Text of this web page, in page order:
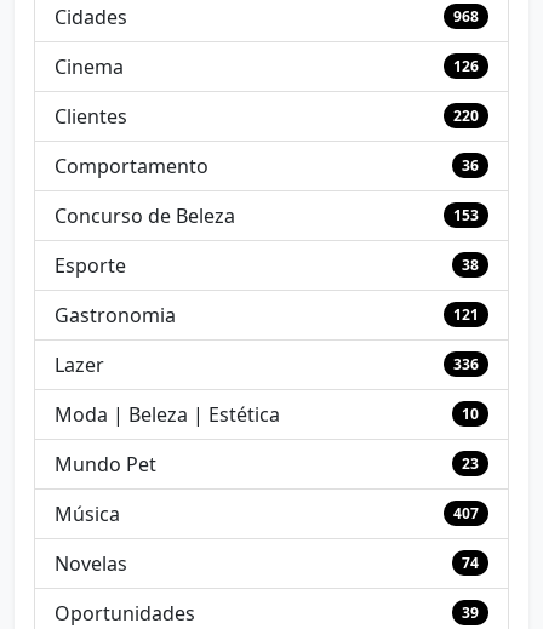
Cidades 968
Cinema 126
Clientes 220
Comportamento 36
Concurso de Beleza 153
Esporte 38
Gastronomia 121
Lazer 336
Moda | Beleza | Estética 10
Mundo Pet 23
Música 407
Novelas 74
Oportunidades 39